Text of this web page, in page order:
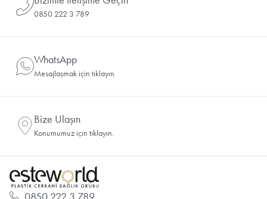
0850 222 3 789
WhatsApp
Mesajlaşmak için tıklayın
Bize Ulaşın
Konumumuz için tıklayın.